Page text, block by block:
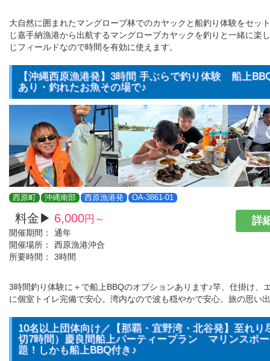
大自然に囲まれたマングローブ林でのカヤックと船釣り体験をセッ
じ嘉手納漁港から出航するマングローブカヤックを釣りと一緒に楽
じフィールドなので時間を有効に使えます。
【沖縄西原漁港発】3時間 手ぶらで釣り体験 船上
あり・釣れたお魚その場で♪
西原町 沖縄南部 西原漁港発 OA-3861-01
料金▶ 6,000円～
開催期間：
通年
開催場所：
西原漁港沖合
所要時間：
3時間
詳
3時間釣り体験に＋で船上BBQのオプションあります♪竿、仕掛け、
に個室トイレ完備で安心。湾内なので波も穏やかで安心。旅の思い
10名以上団体向け／【那覇・宜野湾・北谷発】至れり
切7時間）慶良間船上パーティープラン マリンスポ
題！しかも船上BBQ付き♪